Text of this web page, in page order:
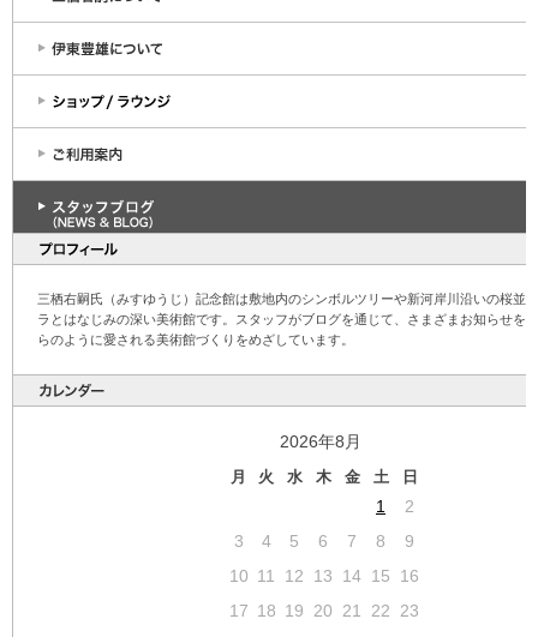
三栖右嗣氏（みすゆうじ）記念館は敷地内のシンボルツリーや新河岸川沿いの桜並
ラとはなじみの深い美術館です。スタッフがブログを通じて、さまざまお知らせを
らのように愛される美術館づくりをめざしています。
2026年8月
月 火 水 木 金 土 日
1
2
3
4 5 6 7 8
9
10 11 12 13 14 15
16
17 18 19 20 21 22
23